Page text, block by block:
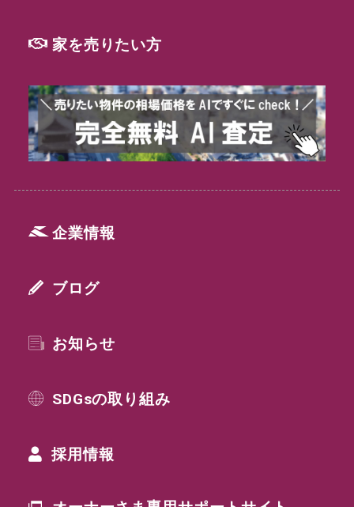
家を売りたい方
企業情報
ブログ
お知らせ
SDGsの取り組み
採用情報